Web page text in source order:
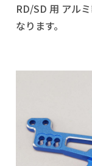
RD/SD 用 アル
なります。